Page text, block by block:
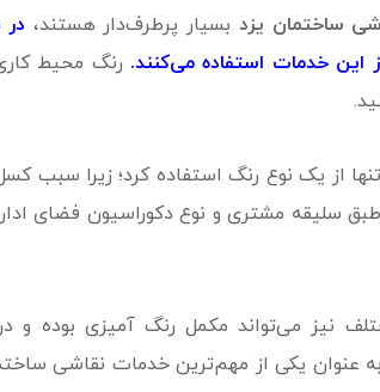
ساختمان یزد بسیار پرطرف‌دار هستند،
این خدمات استفاده می‌کنند. رنگ محیط
تنها از یک نوع رنگ استفاده کرد؛ زیرا
طبق سلیقه مشتری و نوع دکوراسیون فضای
نیز می‌تواند مکمل رنگ آمیزی بوده و در
عنوان یکی از مهم‌ترین خدمات نقاشی